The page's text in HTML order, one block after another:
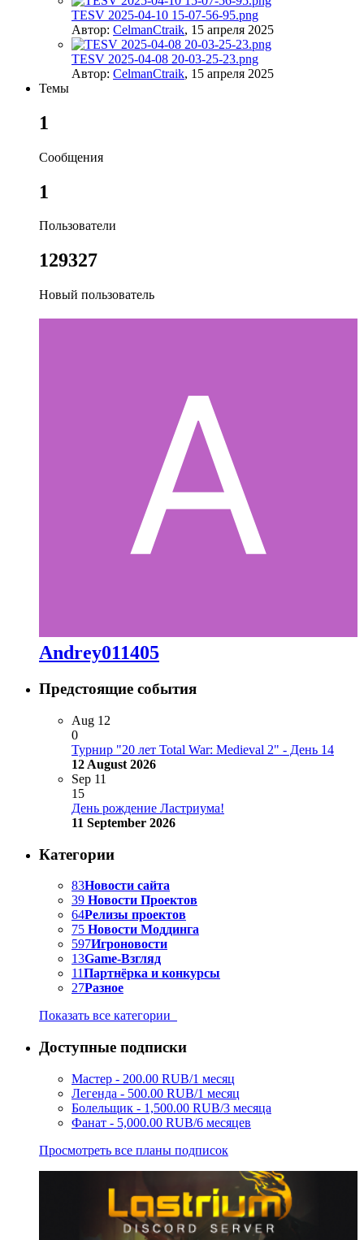
TESV 2025-04-10 15-07-56-95.png
Автор: CelmanCtraik, 15 апреля 2025
TESV 2025-04-08 20-03-25-23.png
Автор: CelmanCtraik, 15 апреля 2025
Темы
1
Сообщения
1
Пользователи
129327
Новый пользователь
Andrey011405
Предстоящие события
Aug 12
0
Турнир "20 лет Total War: Medieval 2" - День 14
12 August 2026
Sep 11
15
День рождение Ластриума!
11 September 2026
Категории
83Новости сайта
39 Новости Проектов
64Релизы проектов
75 Новости Моддинга
597Игроновости
13Game-Взгляд
11Партнёрка и конкурсы
27Разное
Показать все категории
Доступные подписки
Мастер - 200.00 RUB/1 месяц
Легенда - 500.00 RUB/1 месяц
Болельщик - 1,500.00 RUB/3 месяца
Фанат - 5,000.00 RUB/6 месяцев
Просмотреть все планы подписок